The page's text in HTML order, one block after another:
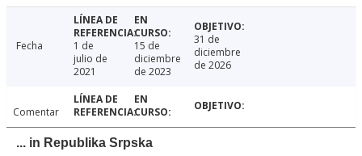
Fecha
1 de
julio de
2021
15 de
diciembre
de 2023
31 de
diciembre
de 2026
Comentar
... in Republika Srpska